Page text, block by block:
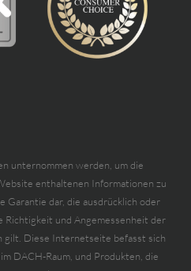
unternommen werden, um die
enthaltenen Informationen zu
Garantie dar, die ausdrücklich oder
Richtigkeit und Angemessenheit der
gilt. Diese Internetseite befasst sich
DACH-Raum, und Produkten, die